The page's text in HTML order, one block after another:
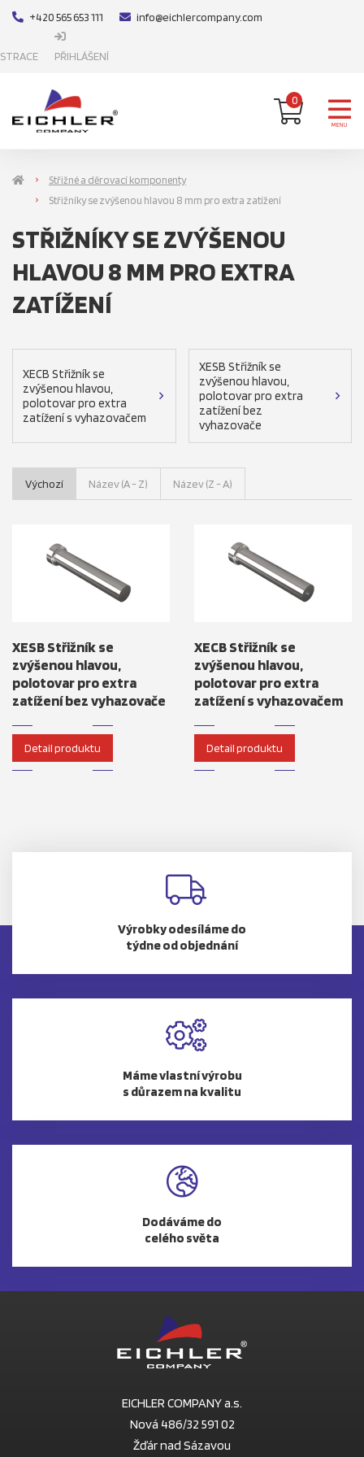
+420 565 653 111 info@eichlercompany.com
PŘIHLÁŠENÍ
0
MENU
Střižné a děrovací komponenty
Střižníky se zvýšenou hlavou 8 mm pro extra zatížení
STŘIŽNÍKY SE ZVÝŠENOU
HLAVOU 8 MM PRO EXTRA
ZATÍŽENÍ
XECB Střižník se
zvýšenou hlavou,
polotovar pro extra
zatížení s vyhazovačem
XESB Střižník se
zvýšenou hlavou,
polotovar pro extra
zatížení bez
vyhazovače
Výchozí Název (A - Z) Název (Z - A)
XESB Střižník se
zvýšenou hlavou,
polotovar pro extra
zatížení bez vyhazovače
Detail produktu
XECB Střižník se
zvýšenou hlavou,
polotovar pro extra
zatížení s vyhazovačem
Detail produktu
Výrobky odesíláme do
týdne od objednání
Máme vlastní výrobu
s důrazem na kvalitu
Dodáváme do
celého světa
EICHLER COMPANY a.s.
Nová 486/32 591 02
Žďár nad Sázavou